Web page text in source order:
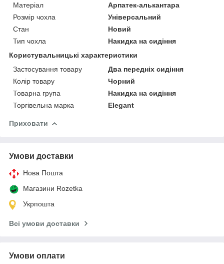
Матеріал
Арпатек-алькантара
Розмір чохла
Універсальний
Стан
Новий
Тип чохла
Накидка на сидіння
Користувальницькі характеристики
Застосування товару
Два передніх сидіння
Колір товару
Чорний
Товарна група
Накидка на сидіння
Торгівельна марка
Elegant
Приховати
Умови доставки
Нова Пошта
Магазини Rozetka
Укрпошта
Всі умови доставки
Умови оплати